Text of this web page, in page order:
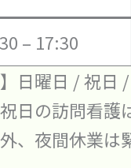
– 17:30
】日曜日 / 祝日
日の訪問看護
、夜間休業は